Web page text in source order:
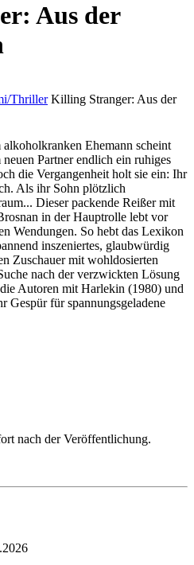
Aus der
Thriller Killing Stranger: Aus der
Ehemann scheint
Partner endlich ein ruhiges
die Vergangenheit holt sie ein: Ihr
Als ihr Sohn plötzlich
Dieser packende Reißer mit
in der Hauptrolle lebt vor
Wendungen. So hebt das Lexikon
inszeniertes, glaubwürdig
Zuschauer mit wohldosierten
nach der verzwickten Lösung
Autoren mit Harlekin (1980) und
Gespür für spannungsgeladene
nach der Veröffentlichung.